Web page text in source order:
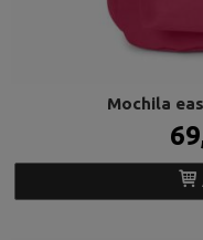
Mochila